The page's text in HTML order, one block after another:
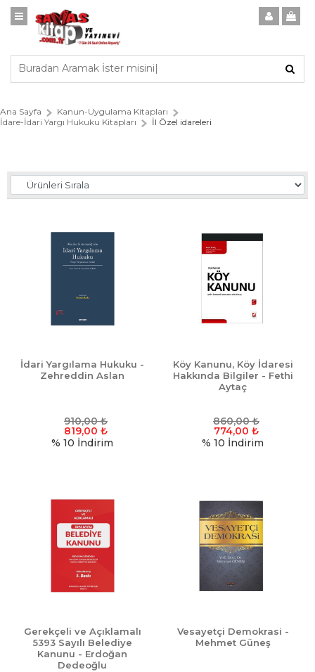
Ana Sayfa
Kanun-Uygulama Kitapları
İdare-İdari Yargı Hukuku Kitapları
İl Özel idareleri
İdari Yargılama Hukuku -
Zehreddin Aslan
910,00₺
819,00 ₺
% 10 İndirim
Köy Kanunu, Köy İdaresi
Hakkında Bilgiler - Fethi
Aytaç
860,00₺
774,00 ₺
% 10 İndirim
Gerekçeli ve Açıklamalı
5393 Sayılı Belediye
Kanunu - Erdoğan
Dedeoğlu
Vesayetçi Demokrasi -
Mehmet Güneş